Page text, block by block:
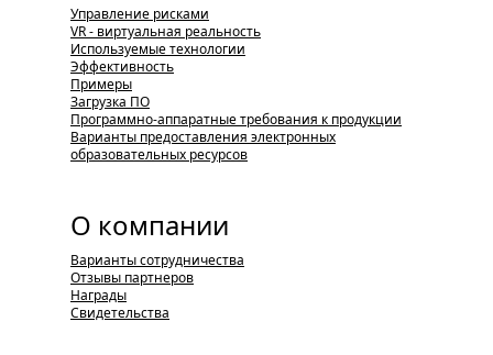
Управление рисками
VR - виртуальная реальность
Используемые технологии
Эффективность
Примеры
Загрузка ПО
Программно-аппаратные требования к продукции
Варианты предоставления электронных
образовательных ресурсов
О компании
Варианты сотрудничества
Отзывы партнеров
Награды
Свидетельства